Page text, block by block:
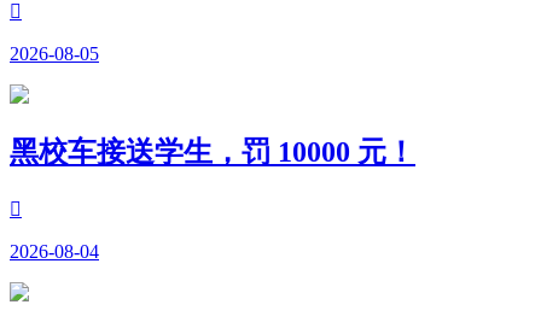

2026-08-05
黑校车接送学生，罚 10000 元！

2026-08-04